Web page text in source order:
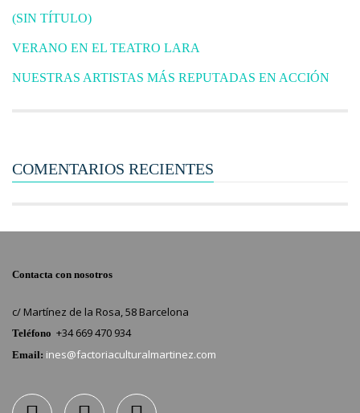
(SIN TÍTULO)
VERANO EN EL TEATRO LARA
NUESTRAS ARTISTAS MÁS REPUTADAS EN ACCIÓN
COMENTARIOS RECIENTES
Contacta con nosotros
c/ Martínez de la Rosa, 58 Barcelona
Teléfono +34 669 470 934
Email: ines@factoriaculturalmartinez.com